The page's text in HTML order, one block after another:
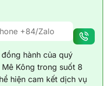
hành của quý
Kông trong suốt 8
hiện cam kết dịch vụ